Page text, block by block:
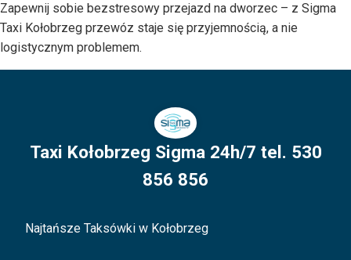
Zapewnij sobie bezstresowy przejazd na dworzec – z Sigma
Taxi Kołobrzeg przewóz staje się przyjemnością, a nie
logistycznym problemem.
Taxi Kołobrzeg Sigma 24h/7 tel. 530
856 856
Najtańsze Taksówki w Kołobrzeg